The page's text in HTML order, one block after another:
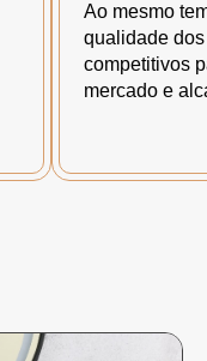
Ao mesmo
qualidade
competitivos
mercado e